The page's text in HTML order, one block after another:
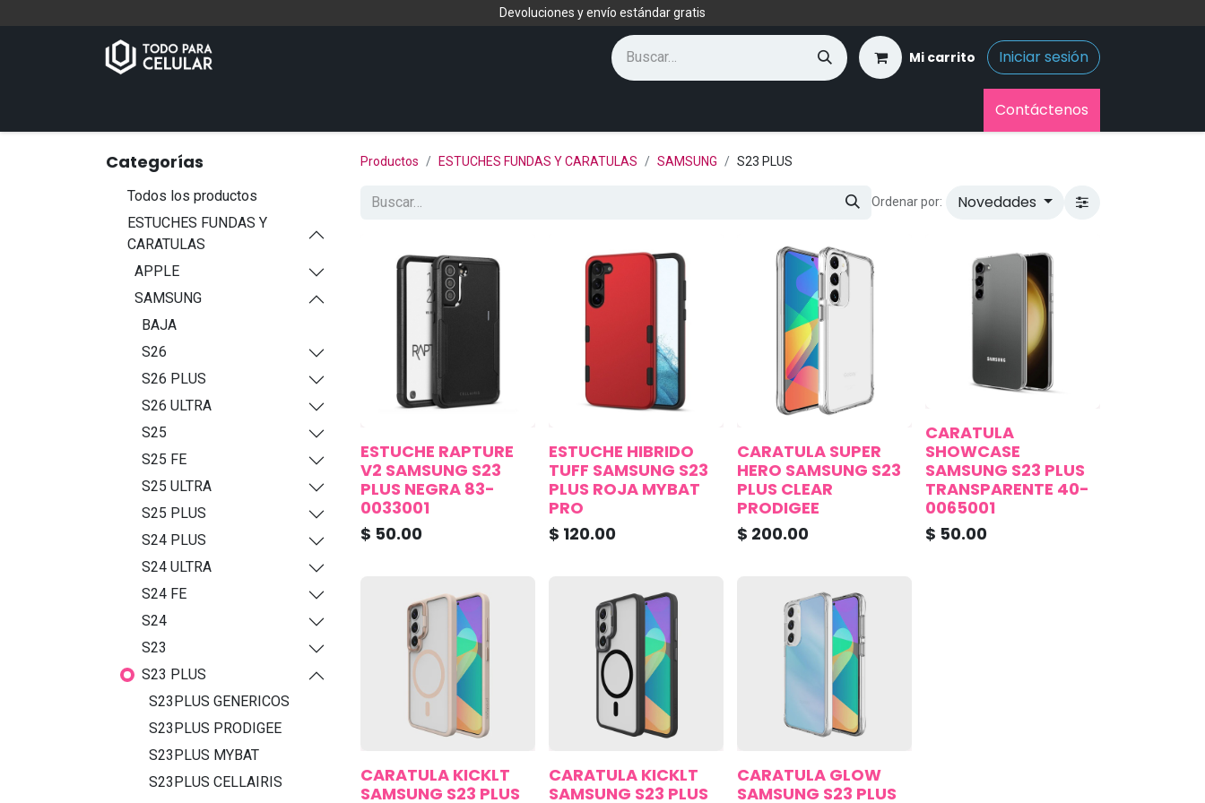
Devoluciones y envío estándar gratis
Mi carrito Iniciar sesión
Contáctenos
Categorías
Todos los productos
ESTUCHES FUNDAS Y
CARATULAS
APPLE
SAMSUNG
BAJA
S26
S26 PLUS
S26 ULTRA
S25
S25 FE
S25 ULTRA
S25 PLUS
S24 PLUS
S24 ULTRA
S24 FE
S24
S23
S23 PLUS
S23PLUS GENERICOS
S23PLUS PRODIGEE
S23PLUS MYBAT
S23PLUS CELLAIRIS
Productos ESTUCHES FUNDAS Y CARATULAS SAMSUNG S23 PLUS
Ordenar por: Novedades
ESTUCHE RAPTURE
V2 SAMSUNG S23
PLUS NEGRA 83-
0033001
$ 50.00
ESTUCHE HIBRIDO
TUFF SAMSUNG S23
PLUS ROJA MYBAT
PRO
$ 120.00
CARATULA SUPER
HERO SAMSUNG S23
PLUS CLEAR
PRODIGEE
$ 200.00
CARATULA
SHOWCASE
SAMSUNG S23 PLUS
TRANSPARENTE 40-
0065001
$ 50.00
CARATULA KICKLT
SAMSUNG S23 PLUS
CARATULA KICKLT
SAMSUNG S23 PLUS
CARATULA GLOW
SAMSUNG S23 PLUS